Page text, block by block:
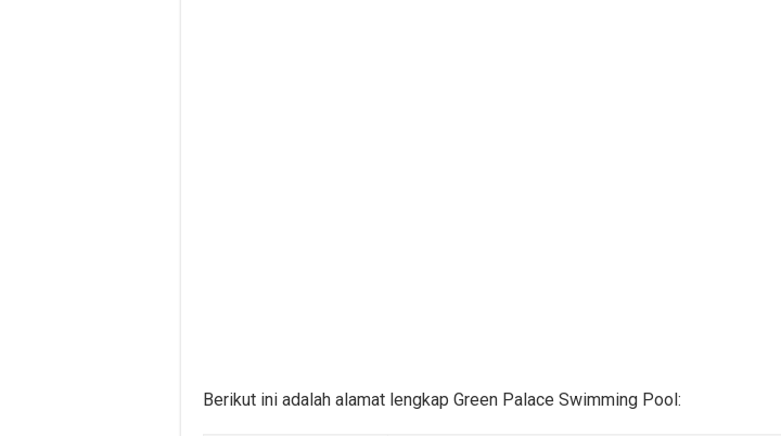
Berikut ini adalah alamat lengkap Green Palace Swimming Pool: